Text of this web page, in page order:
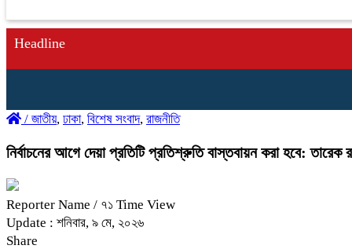
Headline
/ জাতীয়, ঢাকা, বিশেষ সংবাদ, রাজনীতি
নির্বাচনের আগে দেয়া প্রতিটি প্রতিশ্রুতি বাস্তবায়ন করা হবে: তারেক
Reporter Name / ৭১ Time View
Update : শনিবার, ৯ মে, ২০২৬
Share